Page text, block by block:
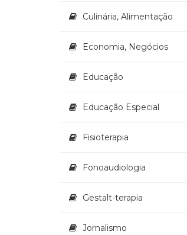
Culinária, Alimentação
Economia, Negócios
Educação
Educação Especial
Fisioterapia
Fonoaudiologia
Gestalt-terapia
Jornalismo